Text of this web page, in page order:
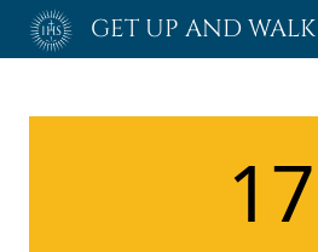
Passa
GET UP AND WALK
17